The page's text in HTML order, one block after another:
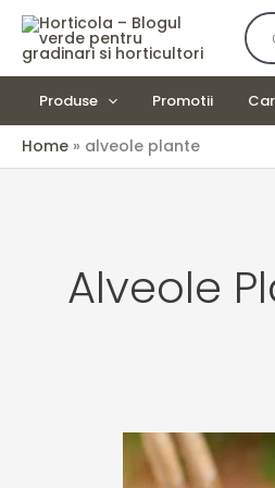
Skip
content
Produse Promotii
Home alveole plante
Alveole
Cum
alegem